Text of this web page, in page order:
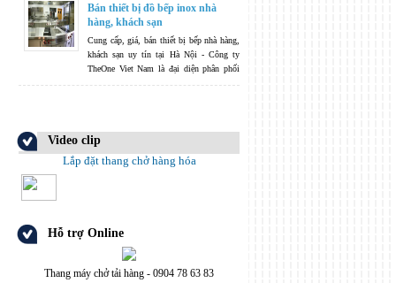
là phương châm của chúng tôi -
TheOneJsc không chỉ dừng lại ở việc sản
xuất và phân phối, TheOneJsc còn nhận
thiết kế hệ thống các thiết bịbếp công
nghiệp
theo nguyện vọng và yêu cầu của
Bán thiết bị đồ bếp inox nhà
hàng, khách sạn
Cung cấp, giá, bán thiết bị bếp nhà hàng,
khách sạn uy tín tại Hà Nội - Công ty
TheOne Viet Nam là đại diện phân phối
Video clip
Lắp đặt thang chở hàng hóa
Hỗ trợ Online
Thang máy chở tải hàng - 0904 78 63 83